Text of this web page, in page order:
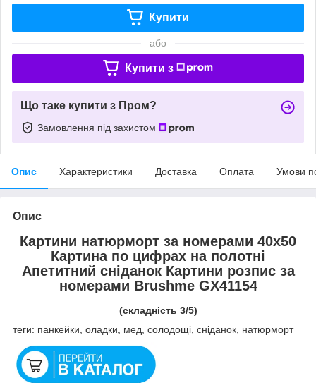
Купити
або
Купити з
Що таке купити з Пром?
Замовлення під захистом
Опис Характеристики Доставка Оплата Умови
Опис
Картини натюрморт за номерами 40х50
Картина по цифрах на полотні
Апетитний сніданок Картини розпис за
номерами Brushme GX41154
(складність 3/5)
теги: панкейки, оладки, мед, солодощі, сніданок, натюрморт